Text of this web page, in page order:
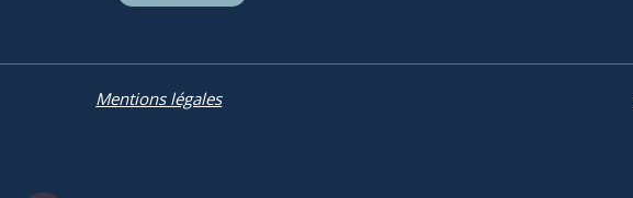
Mentions légales